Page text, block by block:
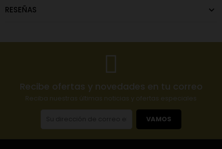
RESEÑAS
Recibe ofertas y novedades en tu correo
Reciba nuestras últimas noticias y ofertas especiales
VAMOS